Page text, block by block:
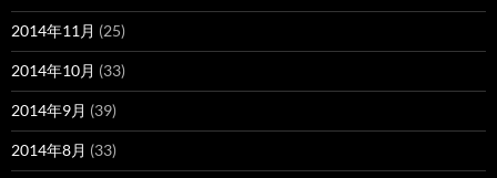
2014年11月 (25)
2014年10月 (33)
2014年9月 (39)
2014年8月 (33)